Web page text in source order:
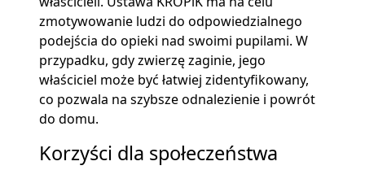
zmotywowanie ludzi do odpowiedzialnego
podejścia do opieki nad swoimi pupilami. W
przypadku, gdy zwierzę zaginie, jego
właściciel może być łatwiej zidentyfikowany,
co pozwala na szybsze odnalezienie i powrót
do domu.
Korzyści dla społeczeństwa